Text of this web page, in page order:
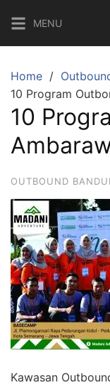
content
MENU
Home
10 Program
10
OUTBOUND
Kawasan